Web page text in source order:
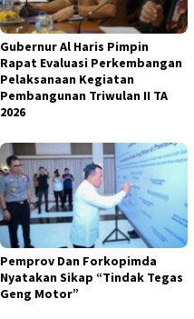
Gubernur Al Haris Pimpin
Rapat Evaluasi Perkembangan
Pelaksanaan Kegiatan
Pembangunan Triwulan II TA
2026
Pemprov Dan Forkopimda
Nyatakan Sikap “Tindak Tegas
Geng Motor”